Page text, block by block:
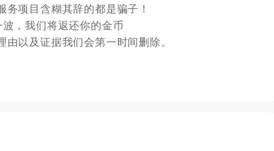
项目含糊其辞的都是骗子！
，我们将返还你的金币
以及证据我们会第一时间删除。